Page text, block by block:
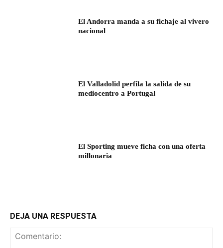
El Andorra manda a su fichaje al vivero
nacional
El Valladolid perfila la salida de su
mediocentro a Portugal
El Sporting mueve ficha con una oferta
millonaria
DEJA UNA RESPUESTA